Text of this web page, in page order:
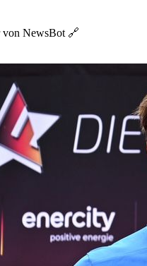
von NewsBot 🔗